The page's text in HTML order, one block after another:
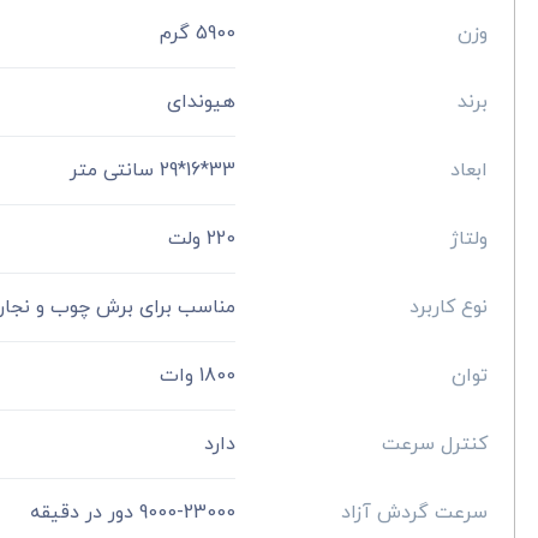
وزن 5900 گرم
برند هیوندای
ابعاد 33*16*29 سانتی متر
ولتاژ 220 ولت
نوع کاربرد مناسب برای برش چوب و
توان 1800 وات
کنترل سرعت دارد
سرعت گردش آزاد 9000-23000 دور در دقیقه